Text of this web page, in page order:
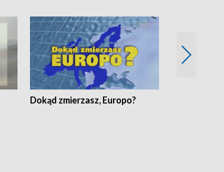
Dokąd zmierzasz, Europo?